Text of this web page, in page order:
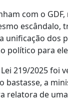
com o
escândalo,
unificação dos
político para
219/2025 foi
bastasse, a
relatora de